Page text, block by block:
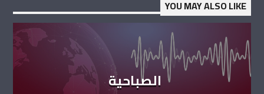
YOU MAY ALSO LIKE
الصباحية